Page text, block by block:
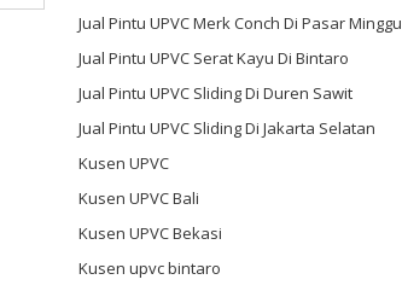
Jual Pintu UPVC Merk Conch Di Pasar Minggu
Jual Pintu UPVC Serat Kayu Di Bintaro
Jual Pintu UPVC Sliding Di Duren Sawit
Jual Pintu UPVC Sliding Di Jakarta Selatan
Kusen UPVC
Kusen UPVC Bali
Kusen UPVC Bekasi
Kusen upvc bintaro